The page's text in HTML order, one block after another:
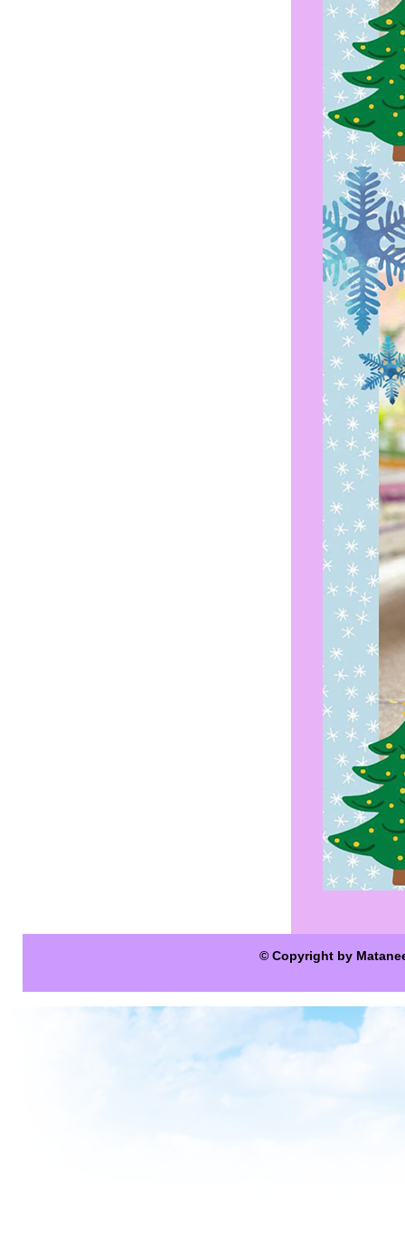
© Copyright by